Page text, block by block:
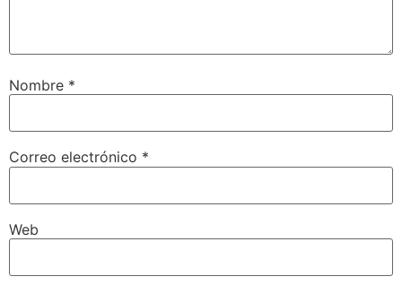
Nombre *
Correo electrónico *
Web